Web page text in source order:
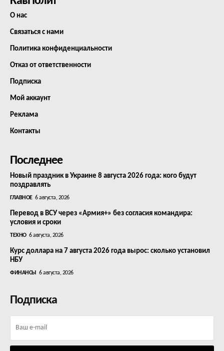
О нас
Связаться с нами
Политика конфиденциальности
Отказ от ответственности
Подписка
Мой аккаунт
Реклама
Контакты
Последнее
Новый праздник в Украине 8 августа 2026 года: кого будут
поздравлять
ГЛАВНОЕ 6 августа, 2026
Перевод в ВСУ через «Армия+» без согласия командира:
условия и сроки
ТЕХНО 6 августа, 2026
Курс доллара на 7 августа 2026 года вырос: сколько установил
НБУ
ФИНАНСЫ 6 августа, 2026
Подписка